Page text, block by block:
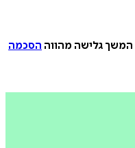
המשך גלישה מהווה הסכמה